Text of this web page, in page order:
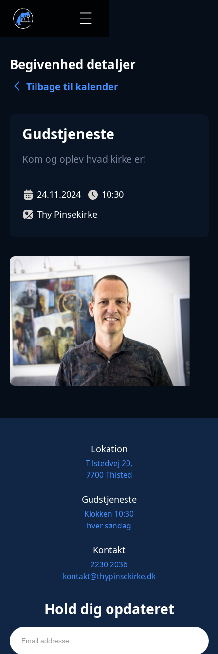
Begivenhed detaljer
Tilbage til kalender
Gudstjeneste
Kom og oplev hvad kirke er!
24.11.2024
10:30
Thy Pinsekirke
Hold dig opdateret
Lokation
Tilstedvej 20,
7700 Thisted
Gudstjeneste
Klokken 10:30
hver søndag
Kontakt
2230 2036
kontakt@thypinsekirke.dk